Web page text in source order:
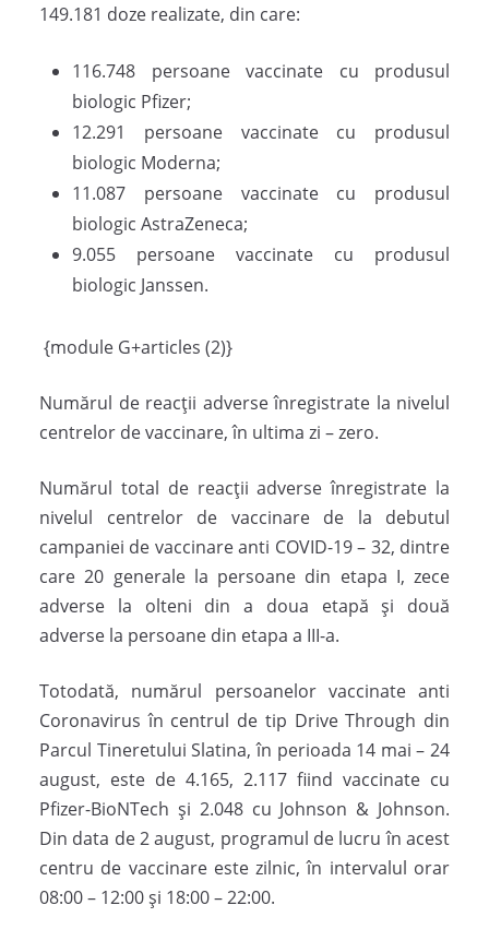
149.181 doze realizate, din care:
116.748 persoane vaccinate cu produsul
biologic Pfizer;
12.291 persoane vaccinate cu produsul
biologic Moderna;
11.087 persoane vaccinate cu produsul
biologic AstraZeneca;
9.055 persoane vaccinate cu produsul
biologic Janssen.
{module G+articles (2)}
Numărul de reacții adverse înregistrate la nivelul
centrelor de vaccinare, în ultima zi – zero.
Numărul total de reacții adverse înregistrate la
nivelul centrelor de vaccinare de la debutul
campaniei de vaccinare anti COVID-19 – 32, dintre
care 20 generale la persoane din etapa I, zece
adverse la olteni din a doua etapă și două
adverse la persoane din etapa a III-a.
Totodată, numărul persoanelor vaccinate anti
Coronavirus în centrul de tip Drive Through din
Parcul Tineretului Slatina, în perioada 14 mai – 24
august, este de 4.165, 2.117 fiind vaccinate cu
Pfizer-BioNTech și 2.048 cu Johnson & Johnson.
Din data de 2 august, programul de lucru în acest
centru de vaccinare este zilnic, în intervalul orar
08:00 – 12:00 și 18:00 – 22:00.